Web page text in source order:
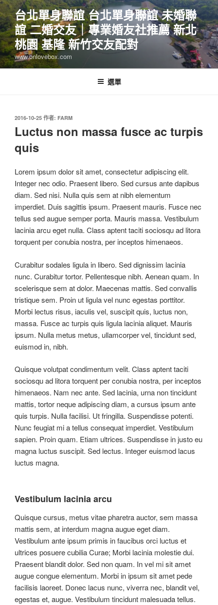
跳
至
主
要
內
容
台北單身聯誼 台北單身聯誼 未婚聯
誼 二婚交友｜專業婚友社推薦 新北
桃園 基隆 新竹交友配對
www.onlovebox.com
選單
發
佈
於
2016-10-25 作者: FARM
Luctus non massa fusce ac turpis
quis
Lorem ipsum dolor sit amet, consectetur adipiscing elit.
Integer nec odio. Praesent libero. Sed cursus ante dapibus
diam. Sed nisi. Nulla quis sem at nibh elementum
imperdiet. Duis sagittis ipsum. Praesent mauris. Fusce nec
tellus sed augue semper porta. Mauris massa. Vestibulum
lacinia arcu eget nulla. Class aptent taciti sociosqu ad litora
torquent per conubia nostra, per inceptos himenaeos.
Curabitur sodales ligula in libero. Sed dignissim lacinia
nunc. Curabitur tortor. Pellentesque nibh. Aenean quam. In
scelerisque sem at dolor. Maecenas mattis. Sed convallis
tristique sem. Proin ut ligula vel nunc egestas porttitor.
Morbi lectus risus, iaculis vel, suscipit quis, luctus non,
massa. Fusce ac turpis quis ligula lacinia aliquet. Mauris
ipsum. Nulla metus metus, ullamcorper vel, tincidunt sed,
euismod in, nibh.
Quisque volutpat condimentum velit. Class aptent taciti
sociosqu ad litora torquent per conubia nostra, per inceptos
himenaeos. Nam nec ante. Sed lacinia, urna non tincidunt
mattis, tortor neque adipiscing diam, a cursus ipsum ante
quis turpis. Nulla facilisi. Ut fringilla. Suspendisse potenti.
Nunc feugiat mi a tellus consequat imperdiet. Vestibulum
sapien. Proin quam. Etiam ultrices. Suspendisse in justo eu
magna luctus suscipit. Sed lectus. Integer euismod lacus
luctus magna.
Vestibulum lacinia arcu
Quisque cursus, metus vitae pharetra auctor, sem massa
mattis sem, at interdum magna augue eget diam.
Vestibulum ante ipsum primis in faucibus orci luctus et
ultrices posuere cubilia Curae; Morbi lacinia molestie dui.
Praesent blandit dolor. Sed non quam. In vel mi sit amet
augue congue elementum. Morbi in ipsum sit amet pede
facilisis laoreet. Donec lacus nunc, viverra nec, blandit vel,
egestas et, augue. Vestibulum tincidunt malesuada tellus.